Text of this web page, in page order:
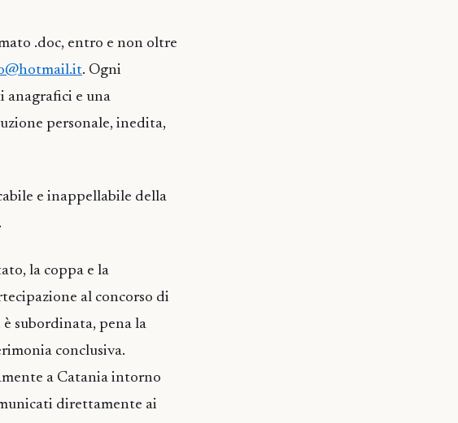
.doc, entro e non oltre
. Ogni
anagrafici e una
personale, inedita,
e inappellabile della
la coppa e la
al concorso di
subordinata, pena la
conclusiva.
a Catania intorno
direttamente ai